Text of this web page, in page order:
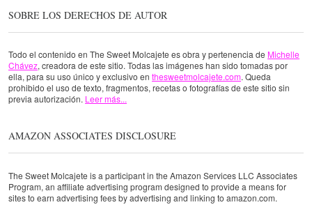
SOBRE LOS DERECHOS DE AUTOR
Todo el contenido en The Sweet Molcajete es obra y pertenencia de Michelle
Chávez, creadora de este sitio. Todas las imágenes han sido tomadas por
ella, para su uso único y exclusivo en thesweetmolcajete.com. Queda
prohibido el uso de texto, fragmentos, recetas o fotografías de este sitio sin
previa autorización. Leer más...
AMAZON ASSOCIATES DISCLOSURE
The Sweet Molcajete is a participant in the Amazon Services LLC Associates
Program, an affiliate advertising program designed to provide a means for
sites to earn advertising fees by advertising and linking to amazon.com.